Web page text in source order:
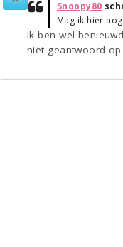
Snoopy80
Mag ik hier
Ik ben wel
niet geantwoord